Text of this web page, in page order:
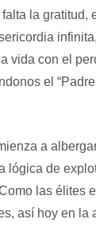
la gratitud,
vida con el
el “Padre
a
lógica de
las élites
así hoy en la